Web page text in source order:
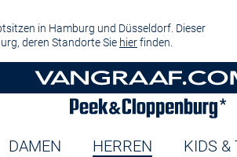
in Hamburg und Düsseldorf. Dieser
deren Standorte Sie hierfinden.
DAMEN HERREN KIDS &